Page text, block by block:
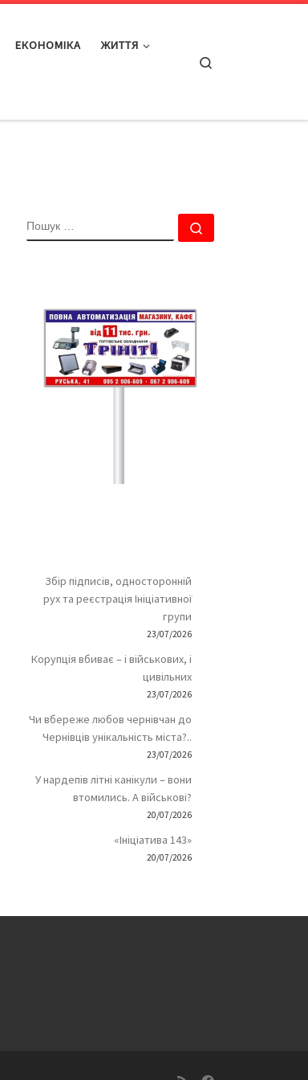
ЕКОНОМІКА ЖИТТЯ
ПОШУК
Збір підписів, односторонній
рух та реєстрація Ініціативної
групи
23/07/2026
Корупція вбиває – і військових, і
цивільних
23/07/2026
Чи вбереже любов чернівчан до
Чернівців унікальність міста?..
23/07/2026
У нардепів літні канікули – вони
втомились. А військові?
20/07/2026
«Ініціатива 143»
20/07/2026